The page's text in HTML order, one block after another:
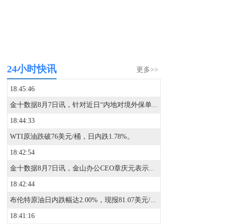
更多>>
24小时快讯
18:45:46
金十数据8月7日讯，针对近日“内地对境外保单收益征收20%个人所得税”的传闻，香港立法会保险界议员陈沛良回复表示，有关讨论主要与税务“共同申报准则”（CRS）及个人境外收入申报安排有关，截至目前尚未收到有关部门发布的正式政策文件或执行细节，相关信息均来自新闻报道。陈沛良指出，中国居民就境外投资收益依法申报及缴税的要求一直存在，覆盖所有境外投资收益，并非专门针对保险产品。近期由于内地部分区域开始实际执行相关准则，才引发市场热议。他同时提到香港保单的收益空间：目前香港储蓄型保险收益水平约6%至6.5%，内地同类产品约3%，即使扣除税付，香港保单仍有接近两个百分点的净收益优势，相信不会大幅削减内地访客来港投保的意愿。他认为香港保险产品设计灵活、可多元货币配置，在财富传承与规划上仍具竞争力。陈沛良还表示，暂无需在立法会就此提出质询。（一财）
18:44:33
WTI原油跌破76美元/桶，日内跌1.78%。
18:42:54
金十数据8月7日讯，金山办公CEO章庆元表示，未来大模型会慢慢平权，可能会变成像基础云服务，随时可以获得，没有无法替代的壁垒；当大模型趋同，办公软件真正的护城河是上下文，谁的上下文最厚、最懂用户，谁就能在AI时代活下来。这不是技术问题，是积累问题。
18:42:44
布伦特原油日内跌幅达2.00%，现报81.07美元/桶。
18:41:16